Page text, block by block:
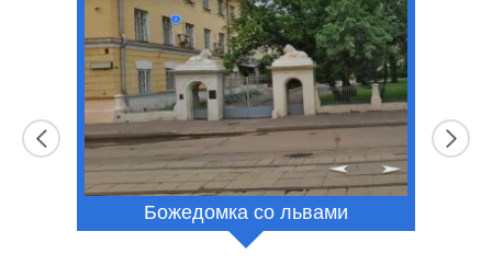
Божедомка со львами